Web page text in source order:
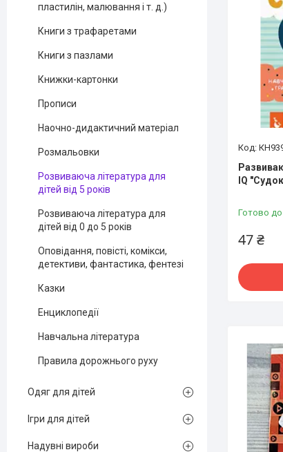
IQ
Готово до
47 ₴
пластилін, малювання і т. д.)
Книги з трафаретами
Книги з пазлами
Книжки-картонки
Прописи
Наочно-дидактичний матеріал
Розмальовки
Розвиваюча література для
дітей від 5 років
Розвиваюча література для
дітей від 0 до 5 років
Оповідання, повісті, комікси,
детективи, фантастика, фентезі
Казки
Енциклопедії
Навчальна література
Правила дорожнього руху
Одяг для дітей
Ігри для дітей
Надувні вироби